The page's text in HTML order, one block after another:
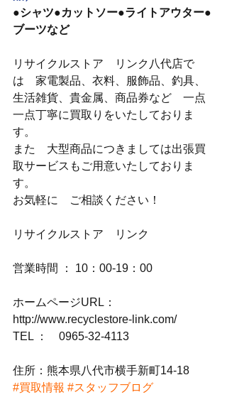
●シャツ●カットソー●ライトアウター●
ブーツなど
リサイクルストア　リンク八代店で
は　家電製品、衣料、服飾品、釣具、
生活雑貨、貴金属、商品券など　一点
一点丁寧に買取りをいたしておりま
す。
また　大型商品につきましては出張買
取サービスもご用意いたしておりま
す。
お気軽に　ご相談ください！
リサイクルストア　リンク
営業時間 ： 10：00-19：00
ホームページURL：
http://www.recyclestore-link.com/
TEL ：　0965-32-4113
住所：熊本県八代市横手新町14-18
#買取情報 #スタッフブログ